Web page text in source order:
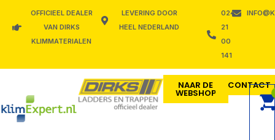
OFFICIEEL DEALER
VAN DIRKS
KLIMMATERIALEN
LEVERING DOOR
HEEL NEDERLAND
024
21
00
141
NAAR DE
WEBSHOP
CONTACT